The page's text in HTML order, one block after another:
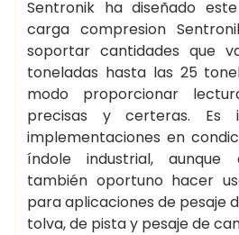
Sentronik ha diseñado
carga compresion
soportar cantidades que
toneladas hasta las 25
modo proporcionar
precisas y certeras. Es
implementaciones en
índole industrial,
también oportuno hacer
para aplicaciones de pesaje
tolva, de pista y pesaje de